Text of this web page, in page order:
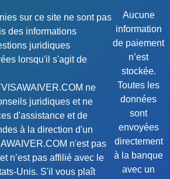
sur ce site ne sont pas
des informations
juridiques
lorsqu'il s'agit de
ne
juridiques et ne
d'assistance et de
à la direction d'un
n'est pas
n’est pas affilié avec le
Unis. S'il vous plaît
Aucune
information
de paiement
n’est
stockée.
Toutes les
données
sont
envoyées
directement
à la banque
avec un